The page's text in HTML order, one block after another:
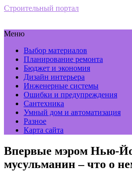
Строительный портал
Меню
Выбор материалов
Планирование ремонта
Бюджет и экономия
Дизайн интерьера
Инженерные системы
Ошибки и предупреждения
Сантехника
Умный дом и автоматизация
Разное
Карта сайта
Впервые мэром Нью-
мусульманин – что о